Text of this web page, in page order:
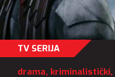
TV SERIJA
drama, kriminalistički,